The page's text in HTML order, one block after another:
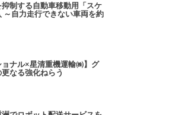
制する自動車移動用「スケ
～自力走行できない車両を約
ョナル×星清重機運輸㈱】グ
なる強化ねらう